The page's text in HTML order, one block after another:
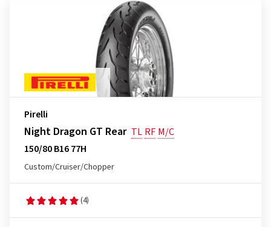
Pirelli
Night Dragon GT Rear TL RF M/C
150/80 B16 77H
Custom/Cruiser/Chopper
(4)